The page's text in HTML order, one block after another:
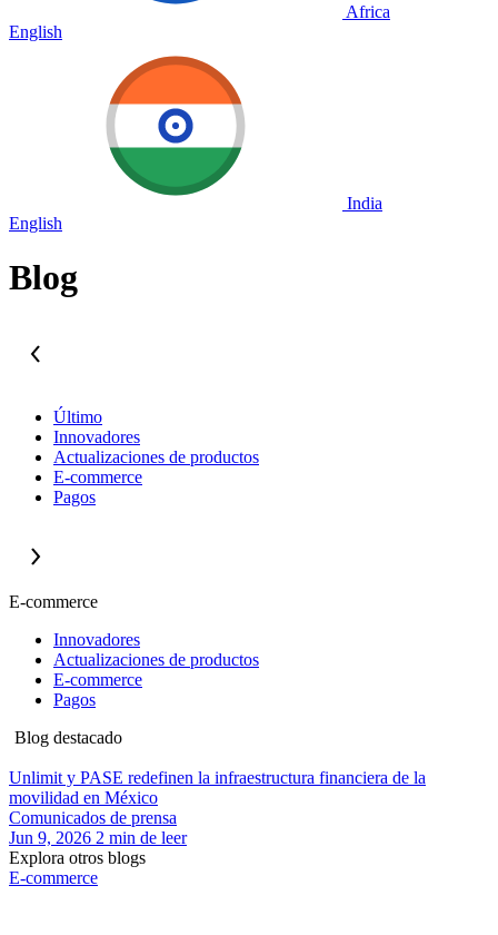
Africa
English
India
English
Blog
Último
Innovadores
Actualizaciones de productos
E-commerce
Pagos
E-commerce
Innovadores
Actualizaciones de productos
E-commerce
Pagos
Blog destacado
Unlimit y PASE redefinen la infraestructura financiera de la
movilidad en México
Comunicados de prensa
Jun 9, 2026 2 min de leer
Explora otros blogs
E-commerce